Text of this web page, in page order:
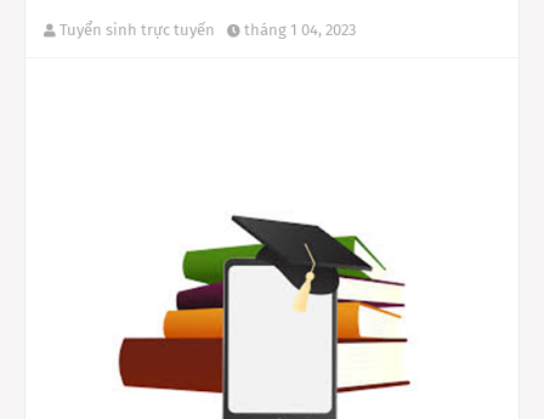
Tuyển sinh trực tuyến tháng 1 04, 2023